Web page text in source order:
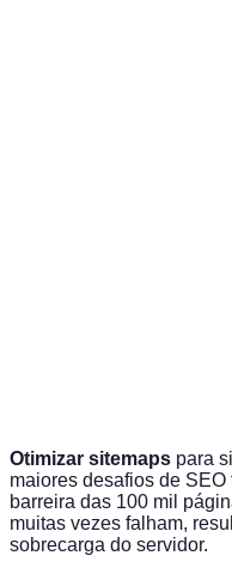
Otimizar sitemaps para
maiores desafios de
barreira das 100 mil
muitas vezes falham,
sobrecarga do servidor.